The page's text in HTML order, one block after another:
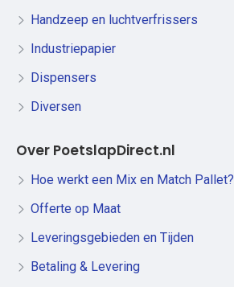
Handzeep en luchtverfrissers
Industriepapier
Dispensers
Diversen
Over PoetslapDirect.nl
Hoe werkt een Mix en Match Pallet?
Offerte op Maat
Leveringsgebieden en Tijden
Betaling & Levering